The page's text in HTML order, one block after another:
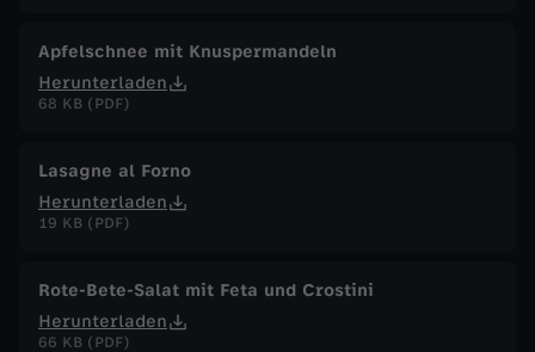
Apfelschnee mit Knuspermandeln
Herunterladen
68 KB (PDF)
Lasagne al Forno
Herunterladen
19 KB (PDF)
Rote-Bete-Salat mit Feta und Crostini
Herunterladen
66 KB (PDF)